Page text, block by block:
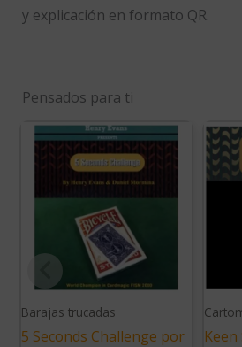
y explicación en formato QR.
Pensados para ti
Barajas trucadas
5 Seconds Challenge por